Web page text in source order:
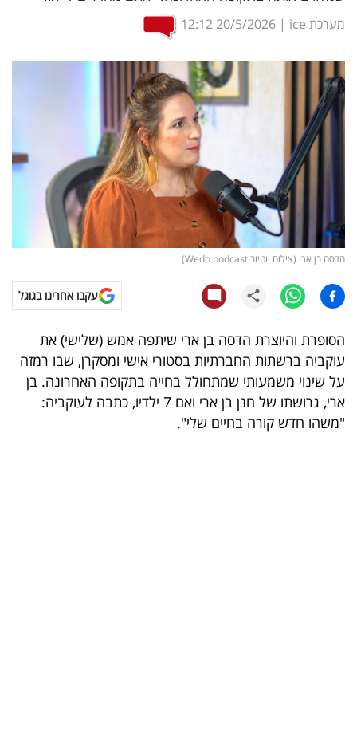
ופרסום
מדדים
ומחקרים
דעות
עסקית
קריפטו
ויראלי
טלוויזיה
עסקי
ספורט
קריירה
מערכת ice |
20/5/2026
12:12
הדסה בן ארי (צילום יוטיוב Wedo podcast)
עקבו אחרינו בגוגל
הסופרת והיוצרת הדסה בן ארי שיתפה אמש (שלישי) את
עוקביה ברשתות החברתיות בסטורי אישי ומסקרן, שבו רמזה
על שינוי משמעותי שמתחולל בחייה בתקופה האחרונה. בן
ארי, גרושתו של חנן בן ארי ואם 7 ילדיו, כתבה לעוקביה:
"משהו חדש קורה בחיים שלי".